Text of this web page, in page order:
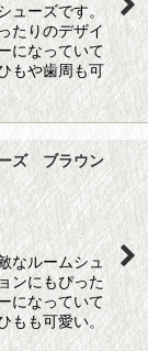
ューズです。
たりのデザイ
になっていて
もや歯周も可
ズ ブラウン
なルームシュ
ンにもぴった
になっていて
もも可愛い。